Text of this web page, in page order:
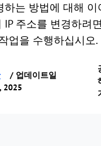
하는 방법에 대해 이
IP 주소를 변경하려
업을 수행하십시오.
/ 업데이트일
2025